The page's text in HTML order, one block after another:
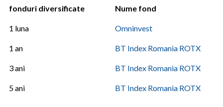
fonduri diversificate Nume fond
1 luna Omninvest
1 an BT Index Romania ROTX
3 ani BT Index Romania ROTX
5 ani BT Index Romania ROTX